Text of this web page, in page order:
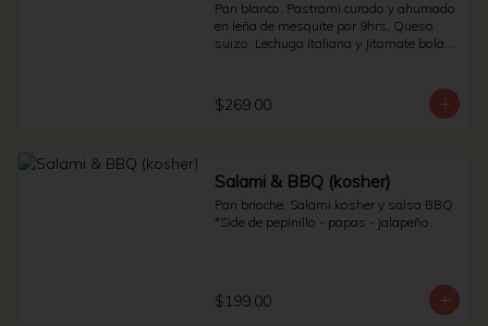
Pan blanco, Pastrami curado y ahumado
en leña de mesquite por 9hrs, Queso
suizo, Lechuga italiana y Jitomate bola. *
$269.00
Salami & BBQ (kosher)
Pan brioche, Salami kosher y salsa BBQ.
*Side de pepinillo - papas - jalapeño.
$199.00